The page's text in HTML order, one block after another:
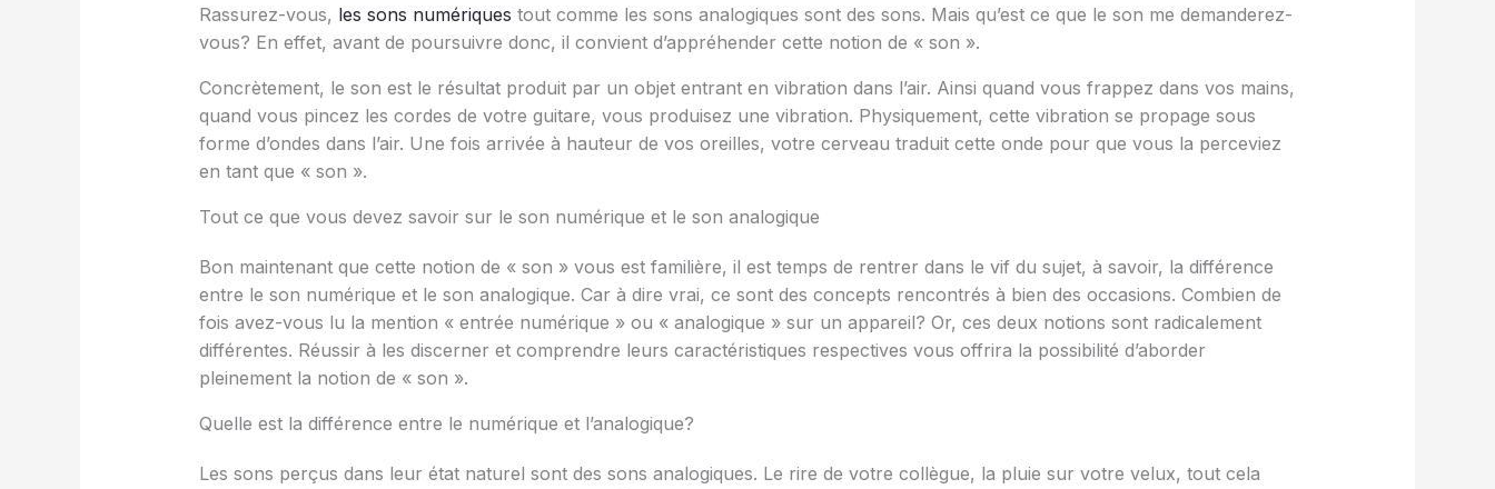
Rassurez-vous, les sons numériques tout comme les sons analogiques sont des sons. Mais qu’est ce que le son me demanderez-
vous? En effet, avant de poursuivre donc, il convient d’appréhender cette notion de « son ».
Concrètement, le son est le résultat produit par un objet entrant en vibration dans l’air. Ainsi quand vous frappez dans vos mains,
quand vous pincez les cordes de votre guitare, vous produisez une vibration. Physiquement, cette vibration se propage sous
forme d’ondes dans l’air. Une fois arrivée à hauteur de vos oreilles, votre cerveau traduit cette onde pour que vous la perceviez
en tant que « son ».
Tout ce que vous devez savoir sur le son numérique et le son analogique
Bon maintenant que cette notion de « son » vous est familière, il est temps de rentrer dans le vif du sujet, à savoir, la différence
entre le son numérique et le son analogique. Car à dire vrai, ce sont des concepts rencontrés à bien des occasions. Combien de
fois avez-vous lu la mention « entrée numérique » ou « analogique » sur un appareil? Or, ces deux notions sont radicalement
différentes. Réussir à les discerner et comprendre leurs caractéristiques respectives vous offrira la possibilité d’aborder
pleinement la notion de « son ».
Quelle est la différence entre le numérique et l’analogique?
Les sons perçus dans leur état naturel sont des sons analogiques. Le rire de votre collègue, la pluie sur votre velux, tout cela